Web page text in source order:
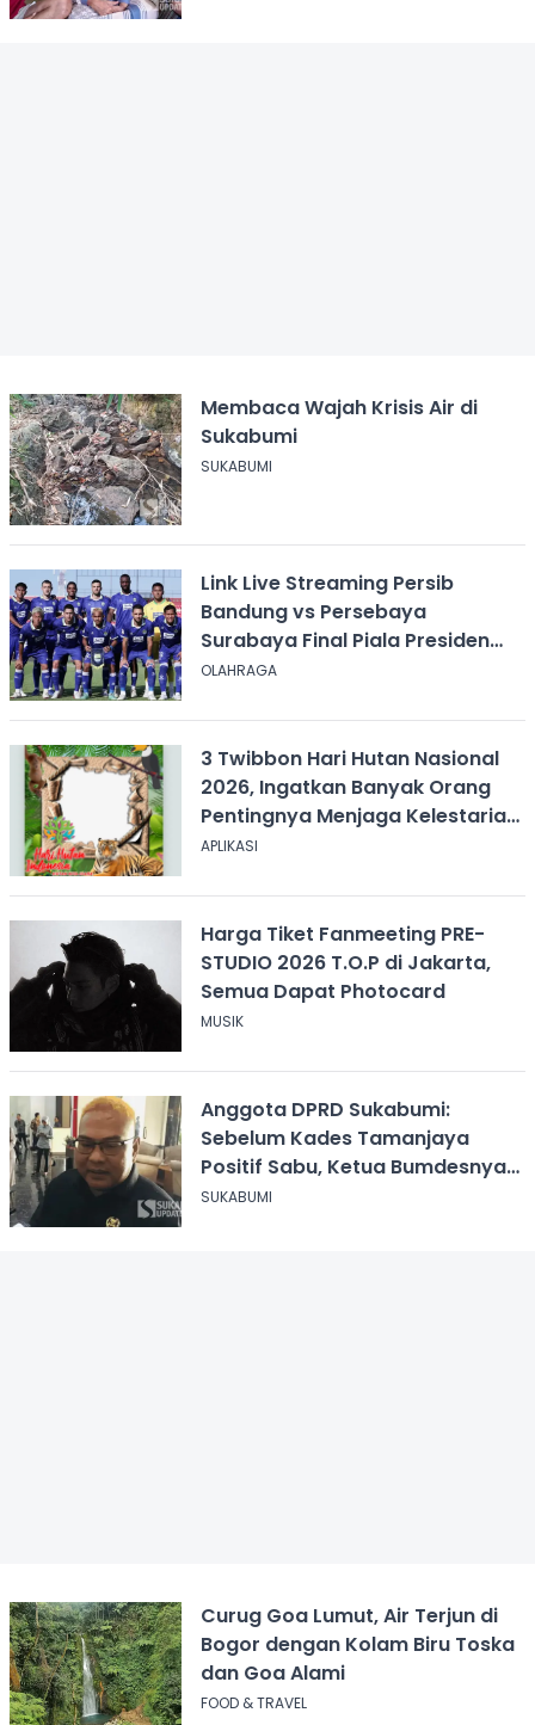
Membaca Wajah Krisis Air di
Sukabumi
SUKABUMI
Link Live Streaming Persib
Bandung vs Persebaya
Surabaya Final Piala Presiden
2026, Kick-off Pukul 20.00 WIB
OLAHRAGA
3 Twibbon Hari Hutan Nasional
2026, Ingatkan Banyak Orang
Pentingnya Menjaga Kelestarian
Hutan
APLIKASI
Harga Tiket Fanmeeting PRE-
STUDIO 2026 T.O.P di Jakarta,
Semua Dapat Photocard
MUSIK
Anggota DPRD Sukabumi:
Sebelum Kades Tamanjaya
Positif Sabu, Ketua Bumdesnya
Juga Terjerat Dugaan Narkoba
SUKABUMI
Curug Goa Lumut, Air Terjun di
Bogor dengan Kolam Biru Toska
dan Goa Alami
FOOD & TRAVEL